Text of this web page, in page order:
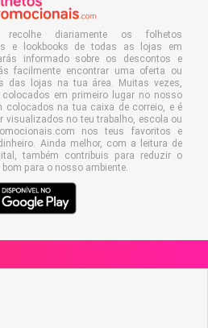
recolhe diariamente os folhetos
e lookbooks de todas as lojas em
informado sobre os descontos e
facilmente encontrar uma oferta ou
das lojas na tua área. Muitas vezes,
em primeiro lugar no nosso
colocados na tua caixa de correio, e é
visualizados no teu trabalho, escola ou
nos teus favoritos e
Ainda melhor, com a leitura de
também contribuis para reduzir o
para o nosso ambiente.